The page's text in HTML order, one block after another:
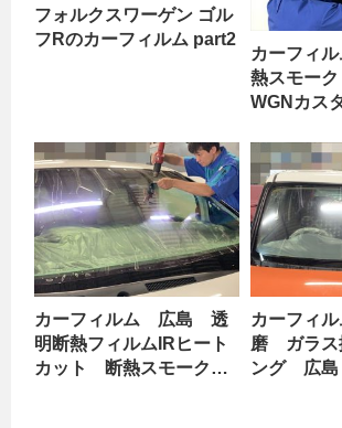
フォルクスワーゲン ゴル
フRのカーフィルム part2
カーフィ
熱スモー
WGNカス
カーフィルム 広島 透
明断熱フィルムIRヒート
カット 断熱スモーク
カーフィ
磨 ガラス
ング 広